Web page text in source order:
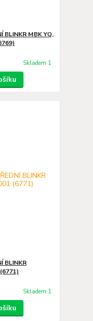
BLINKR MBK YQ,
Skladem 1
BLINKR
Skladem 1